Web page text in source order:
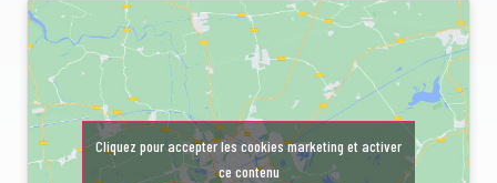
Cliquez pour accepter les cookies marketing et activer
ce contenu